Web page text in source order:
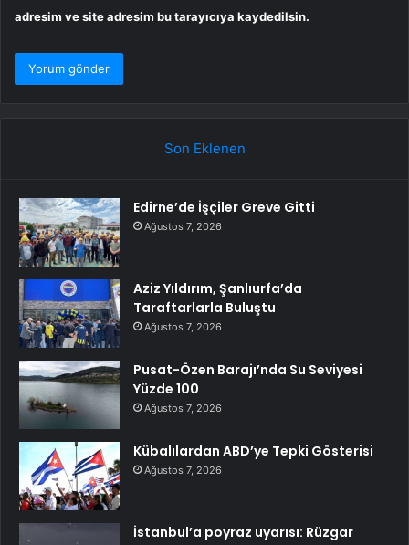
adresim ve site adresim bu tarayıcıya kaydedilsin.
Son Eklenen
Edirne’de İşçiler Greve Gitti
Ağustos 7, 2026
Aziz Yıldırım, Şanlıurfa’da
Taraftarlarla Buluştu
Ağustos 7, 2026
Pusat-Özen Barajı’nda Su Seviyesi
Yüzde 100
Ağustos 7, 2026
Kübalılardan ABD’ye Tepki Gösterisi
Ağustos 7, 2026
İstanbul’a poyraz uyarısı: Rüzgar